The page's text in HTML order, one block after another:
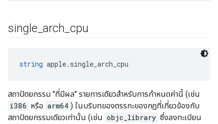
single _arch _cpu
string apple.single_arch_cpu
สถาปัตยกรรม "ที่มีผล" รายการเดียวสำหรับการกำหนดค่านี้ (เช่น
i386 หรือ arm64 ) ในบริบทของตรรกะของกฎที่เกี่ยวข้องกับ
สถาปัตยกรรมเดียวเท่านั้น (เช่น objc_library ซึ่งลงทะเบียน